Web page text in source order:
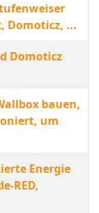
Domoticz, ...
Domoticz
bauen,
um
Energie
RED,